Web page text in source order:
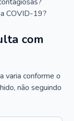
COVID-19?
com
varia conforme o
não seguindo